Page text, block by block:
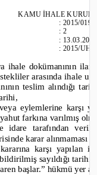
KAMU İHALE
:2015/019
:2
:
:2015/
ihale dokümanının
arasında ihale
teslim alındığı
eylemlerine karşı
yahut farkına varılmış
idare tarafından
karar
karşı yapılan
sayıldığı
başlar.” hükmü yer